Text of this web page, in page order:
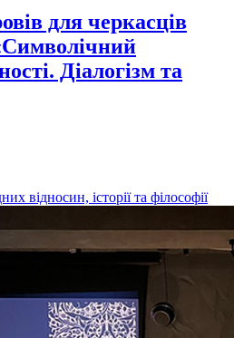
для черкасців
Діалогізм та
відносин, історії та філософії